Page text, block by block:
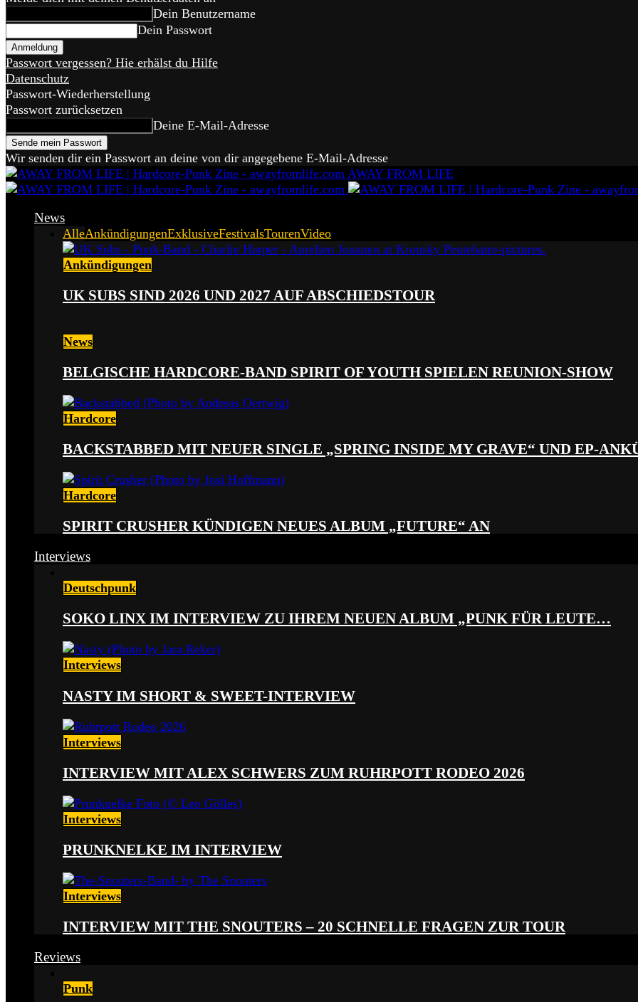
Dein Benutzername
Dein Passwort
Passwort vergessen? Hie erhälst du Hilfe
Datenschutz
Passwort-Wiederherstellung
Passwort zurücksetzen
Deine E-Mail-Adresse
Wir senden dir ein Passwort an deine von dir angegebene E-Mail-Adresse
AWAY FROM LIFE
News
AlleAnkündigungenExklusiveFestivalsTourenVideo
Ankündigungen
UK SUBS SIND 2026 UND 2027 AUF ABSCHIEDSTOUR
News
BELGISCHE HARDCORE-BAND SPIRIT OF YOUTH SPIELEN REUNION-SHOW
Hardcore
BACKSTABBED MIT NEUER SINGLE „SPRING INSIDE MY GRAVE“ UND EP-
Hardcore
SPIRIT CRUSHER KÜNDIGEN NEUES ALBUM „FUTURE“ AN
Interviews
Deutschpunk
SOKO LINX IM INTERVIEW ZU IHREM NEUEN ALBUM „PUNK FÜR LEUTE…
Interviews
NASTY IM SHORT & SWEET-INTERVIEW
Interviews
INTERVIEW MIT ALEX SCHWERS ZUM RUHRPOTT RODEO 2026
Interviews
PRUNKNELKE IM INTERVIEW
Interviews
INTERVIEW MIT THE SNOUTERS – 20 SCHNELLE FRAGEN ZUR TOUR
Reviews
Punk